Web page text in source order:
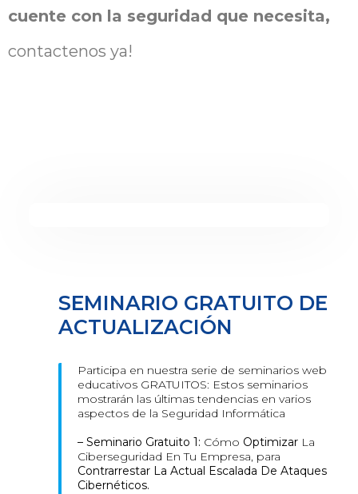
cuente con la seguridad que necesita,
contactenos ya!
SEMINARIO GRATUITO DE
ACTUALIZACIÓN
Participa en nuestra serie de seminarios web
educativos GRATUITOS: Estos seminarios
mostrarán las últimas tendencias en varios
aspectos de la Seguridad Informática
– Seminario Gratuito 1: Cómo Optimizar La
Ciberseguridad En Tu Empresa, para
Contrarrestar La Actual Escalada De Ataques
Cibernéticos.